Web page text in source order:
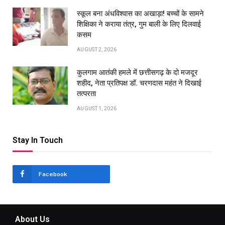
स्कूल बना अंधविश्वास का अखाड़ा! बच्चों के सामने
शिक्षिका ने कराया तंत्र, गुम बाली के लिए दिलवाई
कसम
AUGUST 2, 2026
कुलगाम आतंकी हमले में छत्तीसगढ़ के दो मजदूर
शहीद, नेता प्रतिपक्ष डॉ. चरणदास महंत ने दिखाई
तत्परता
AUGUST 1, 2026
Stay In Touch
Facebook
About Us